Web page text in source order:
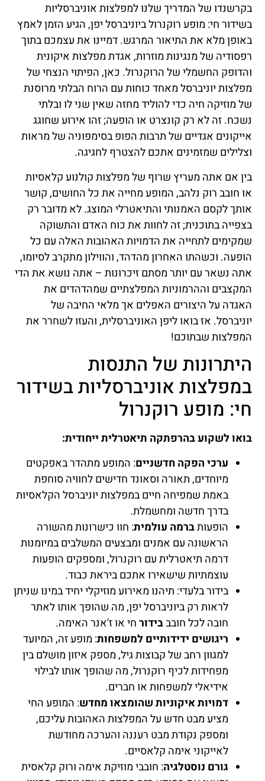
בקרשנדו של המדריך שלנו למפלצות אוניברסליות
בשידור חי: מופע רוקנרול ביוניברסל יפן, הגיע הזמן לאמץ
באופן מלא את התיאור המרגש. דמיינו את עצמכם בתוך
רפסודיה של מנגינות מוזרות, אגדת מפלצות איקונית
והדופק החשמלי של הרוקנרול. כאן, הפיתוי הנצחי של
מפלצות יוניברסל מאחד כוחות עם הרוח הבלתי מרוסנת
של מוזיקה חיה כדי להוליד מחזה שאין שני לו ובלתי
נשכח. זה לא רק קונצרט או הופעה; זהו אירוע שחוגג
אייקונים אגדיים של תרבות הפופ בסימפוניה של מראות
וצלילים שמזמינים אתכם להצטרף לחגיגה.
בין אם אתה מעריץ שרוף של מפלצות קולנוע קלאסיות
או חובב רוק נלהב, המופע מחייה את כל החושים, קושר
אותך לקסם האמנותי והתיאטרלי המוצג. לא מדובר רק
בצפייה בתוכנית; זה לחוות את כוח האדם והתשוקה
שמקימים לתחייה את הדמויות האהובות האלה עם כל
הופעה. וכשהתו האחרון מהדהד, והווילון מתקרב לסיומו,
אתה נשאר עם יותר מסתם זיכרונות – אתה נושא את הדי
המקצבים וההרמוניות המפלצתיים שמהדהדים את
האגדה על היצורים האפלים אך מלאי החיבה של
יוניברסל. אז בואו ליפן האוניברסלית, והעזו לשחרר את
המפלצות שבתוכם!
היתרונות של התנסות
במפלצות אוניברסליות בשידור
חי: מופע רוקנרול
בואו לשקוע בהרפתקה תיאטרלית ייחודית:
ערכי הפקה חדשניים: המופע מתהדר באפקטים
מיוחדים, תאורה וסאונד חדישים לחוויה סוחפת
באמת שמפיחה חיים במפלצות יוניברסל הקלאסיות
בדרך חדשה ומחשמלת.
הופעותברמה עולמית: חוו כישרונות מהשורה
הראשונה עם אמנים ומבצעים המשלבים במיומנות
דרמה תיאטרלית עם רוקנרול, ומספקים הופעות
עוצמתיות שישאירו אתכם ביראת כבוד.
בידור בלעדי: תיהנו מאירוע מוזיקלי יחיד במינו שניתן
לראות רק ביוניברסל יפן, מה שהופך אותו לאתר
חובה לכל חובבבידורחי או ז'אנר האימה.
ריגושים ידידותיים למשפחות: מופע זה, המיועד
למגוון רחב של קבוצות גיל, מספק איזון מושלם בין
מפחידות לכיף רוקנרול, מה שהופך אותו לבילוי
אידיאלי למשפחות או חברים.
דמויות איקוניות שהומצאו מחדש: המופע החי
מציע מבט חדש על המפלצות האהובות עליכם,
ומספק נקודת מבט רעננה והערכה מחודשת
לאייקוני אימה קלאסיים.
גורם נוסטלגיה: חובבי מוזיקת אימה ורוק קלאסית